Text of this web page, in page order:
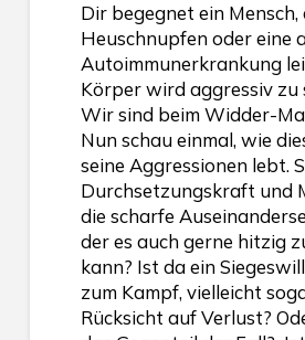
Dir begegnet ein
Heuschnupfen oder eine
Autoimmunerkrankung
Körper wird aggressiv zu
Wir sind beim Widder-
Nun schau einmal, wie
seine Aggressionen lebt.
Durchsetzungskraft und
die scharfe
der es auch gerne hitzig
kann? Ist da ein
zum Kampf, vielleicht
Rücksicht auf Verlust?